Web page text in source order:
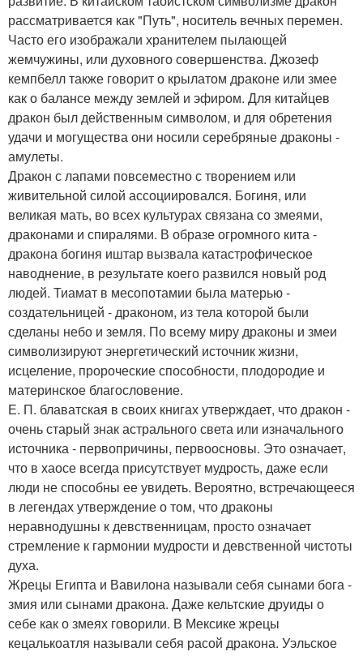
рассматривается как "Путь", носитель вечных перемен.
Часто его изображали хранителем пылающей
жемчужины, или духовного совершенства. Джозеф
кемпбелл также говорит о крылатом драконе или змее
как о балансе между землей и эфиром. Для китайцев
дракон был действенным символом, и для обретения
удачи и могущества они носили серебряные драконы -
амулеты.
Дракон с лапами повсеместно с творением или
живительной силой ассоциировался. Богиня, или
великая мать, во всех культурах связана со змеями,
драконами и спиралями. В образе огромного кита -
дракона богиня иштар вызвала катастрофическое
наводнение, в результате коего развился новый род
людей. Тиамат в месопотамии была матерью -
создательницей - драконом, из тела которой были
сделаны небо и земля. По всему миру драконы и змеи
символизируют энергетический источник жизни,
исцеление, пророческие способности, плодородие и
материнское благословение.
Е. П. блаватская в своих книгах утверждает, что дракон -
очень старый знак астрального света или изначального
источника - первопричины, первоосновы. Это означает,
что в хаосе всегда присутствует мудрость, даже если
люди не способны ее увидеть. Вероятно, встречающееся
в легендах утверждение о том, что драконы
неравнодушны к девственницам, просто означает
стремление к гармонии мудрости и девственной чистоты
духа.
Жрецы Египта и Вавилона называли себя сынами бога -
змия или сынами дракона. Даже кельтские друиды о
себе как о змеях говорили. В Мексике жрецы
кецалькоатля называли себя расой дракона. Уэльское